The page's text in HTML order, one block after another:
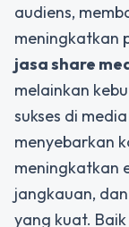
audiens,
meningkatkan
jasa share
melainkan
sukses di
menyebarkan
meningkatkan
jangkauan,
yang kuat.